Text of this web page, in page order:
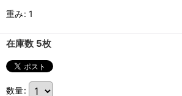
重み: 1
在庫数 5枚
数量: